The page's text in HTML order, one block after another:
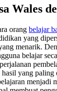
Wales
orang belajar
yang
menarik.
belajar
yang
menjadi